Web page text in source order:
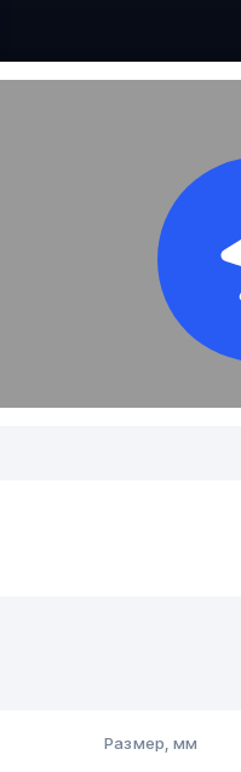
Размер, мм